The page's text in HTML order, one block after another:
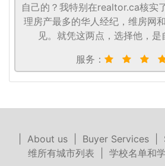
自己的？我特别在realtor.ca核实
理房产最多的华人经纪，维房网
见。就凭这两点，选择他，是
服务：
About us| Buyer Services|
维所有城市列表
学校名单和